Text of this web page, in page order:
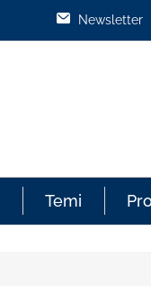
Newsletter
Temi